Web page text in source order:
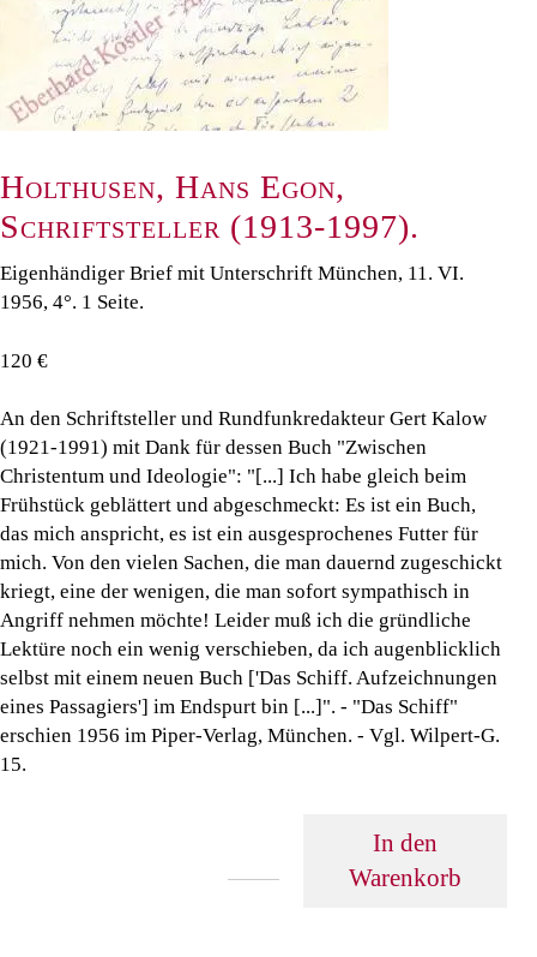
Holthusen, Hans Egon,
Schriftsteller (1913-1997).
Eigenhändiger Brief mit Unterschrift München, 11. VI.
1956, 4°. 1 Seite.
120 €
An den Schriftsteller und Rundfunkredakteur Gert Kalow
(1921-1991) mit Dank für dessen Buch "Zwischen
Christentum und Ideologie": "[...] Ich habe gleich beim
Frühstück geblättert und abgeschmeckt: Es ist ein Buch,
das mich anspricht, es ist ein ausgesprochenes Futter für
mich. Von den vielen Sachen, die man dauernd zugeschickt
kriegt, eine der wenigen, die man sofort sympathisch in
Angriff nehmen möchte! Leider muß ich die gründliche
Lektüre noch ein wenig verschieben, da ich augenblicklich
selbst mit einem neuen Buch ['Das Schiff. Aufzeichnungen
eines Passagiers'] im Endspurt bin [...]". - "Das Schiff"
erschien 1956 im Piper-Verlag, München. - Vgl. Wilpert-G.
15.
In den
Warenkorb